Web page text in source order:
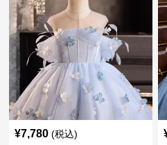
¥7,780 (税込)